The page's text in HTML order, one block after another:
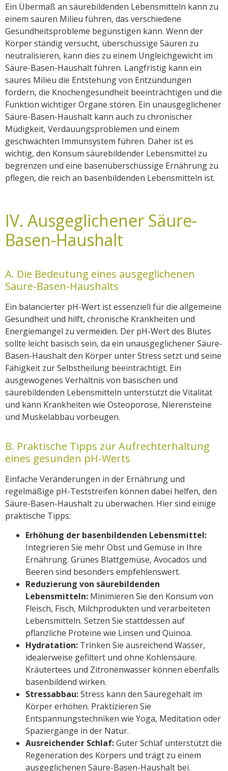
Ein Übermaß an säurebildenden Lebensmitteln kann zu
einem sauren Milieu führen, das verschiedene
Gesundheitsprobleme begünstigen kann. Wenn der
Körper ständig versucht, überschüssige Säuren zu
neutralisieren, kann dies zu einem Ungleichgewicht im
Säure-Basen-Haushalt führen. Langfristig kann ein
saures Milieu die Entstehung von Entzündungen
fördern, die Knochengesundheit beeinträchtigen und die
Funktion wichtiger Organe stören. Ein unausgeglichener
Säure-Basen-Haushalt kann auch zu chronischer
Müdigkeit, Verdauungsproblemen und einem
geschwächten Immunsystem führen. Daher ist es
wichtig, den Konsum säurebildender Lebensmittel zu
begrenzen und eine basenüberschüssige Ernährung zu
pflegen, die reich an basenbildenden Lebensmitteln ist.
IV. Ausgeglichener Säure-
Basen-Haushalt
A. Die Bedeutung eines ausgeglichenen
Säure-Basen-Haushalts
Ein balancierter pH-Wert ist essenziell für die allgemeine
Gesundheit und hilft, chronische Krankheiten und
Energiemangel zu vermeiden. Der pH-Wert des Blutes
sollte leicht basisch sein, da ein unausgeglichener Säure-
Basen-Haushalt den Körper unter Stress setzt und seine
Fähigkeit zur Selbstheilung beeinträchtigt. Ein
ausgewogenes Verhältnis von basischen und
säurebildenden Lebensmitteln unterstützt die Vitalität
und kann Krankheiten wie Osteoporose, Nierensteine
und Muskelabbau vorbeugen.
B. Praktische Tipps zur Aufrechterhaltung
eines gesunden pH-Werts
Einfache Veränderungen in der Ernährung und
regelmäßige pH-Teststreifen können dabei helfen, den
Säure-Basen-Haushalt zu überwachen. Hier sind einige
praktische Tipps:
Erhöhung der basenbildenden Lebensmittel:
Integrieren Sie mehr Obst und Gemüse in Ihre
Ernährung. Grünes Blattgemüse, Avocados und
Beeren sind besonders empfehlenswert.
Reduzierung von säurebildenden
Lebensmitteln: Minimieren Sie den Konsum von
Fleisch, Fisch, Milchprodukten und verarbeiteten
Lebensmitteln. Setzen Sie stattdessen auf
pflanzliche Proteine wie Linsen und Quinoa.
Hydratation: Trinken Sie ausreichend Wasser,
idealerweise gefiltert und ohne Kohlensäure.
Kräutertees und Zitronenwasser können ebenfalls
basenbildend wirken.
Stressabbau:Stress kann den Säuregehalt im
Körper erhöhen. Praktizieren Sie
Entspannungstechniken wie Yoga, Meditation oder
Spaziergänge in der Natur.
Ausreichender Schlaf:Guter Schlaf unterstützt die
Regeneration des Körpers und trägt zu einem
ausgeglichenen Säure-Basen-Haushalt bei.